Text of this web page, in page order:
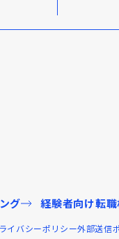
グ 経験者向け転職
イバシーポリシー外部送信